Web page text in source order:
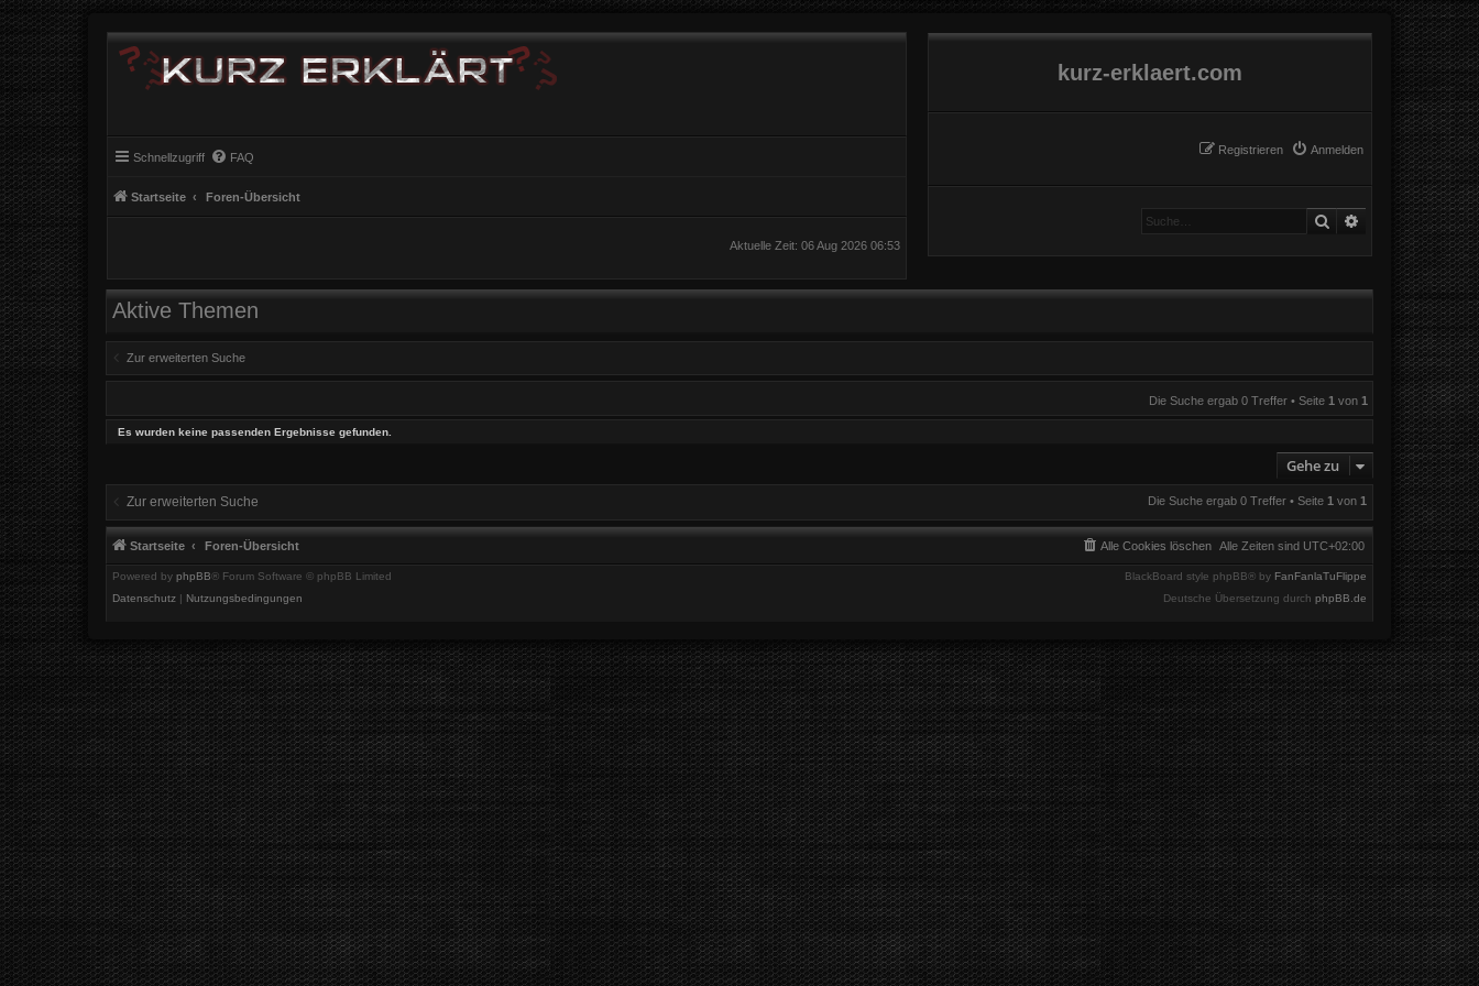
kurz-erklaert.com
Anmelden
Registrieren
Schnellzugriff FAQ
Startseite Foren-Übersicht
Suche Erweiterte Suche
Aktuelle Zeit: 06 Aug 2026 06:53
Aktive Themen
Zur erweiterten Suche
Die Suche ergab 0 Treffer • Seite 1 von 1
Es wurden keine passenden Ergebnisse gefunden.
Gehe zu
Zur erweiterten Suche Die Suche ergab 0 Treffer • Seite 1 von 1
Startseite Foren-Übersicht Alle Zeiten sind UTC+02:00
Alle Cookies löschen
Powered by phpBB® Forum Software © phpBB Limited BlackBoard style phpBB® by FanFanlaTuFlippe
Deutsche Übersetzung durch phpBB.de
Datenschutz | Nutzungsbedingungen